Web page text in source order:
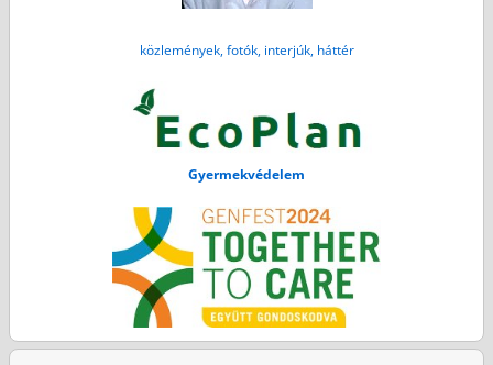
közlemények, fotók, interjúk, háttér
Gyermekvédelem